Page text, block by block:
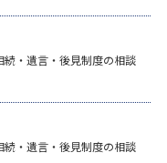
・遺言・後見制度の相談
・遺言・後見制度の相談